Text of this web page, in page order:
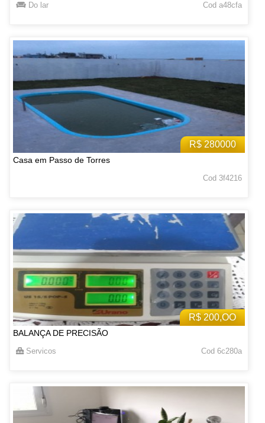
Do lar Cod a48cfa
R$ 280000
Casa em Passo de Torres
Cod 3f4216
R$ 200,OO
BALANÇA DE PRECISÃO
Servicos Cod 6c280a